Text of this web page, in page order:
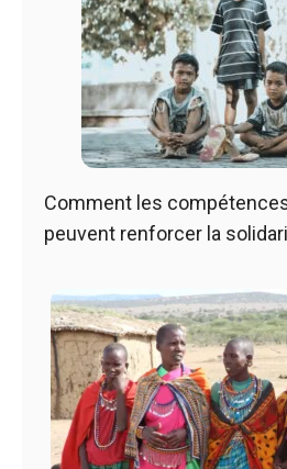
Comment les
peuvent renforcer la